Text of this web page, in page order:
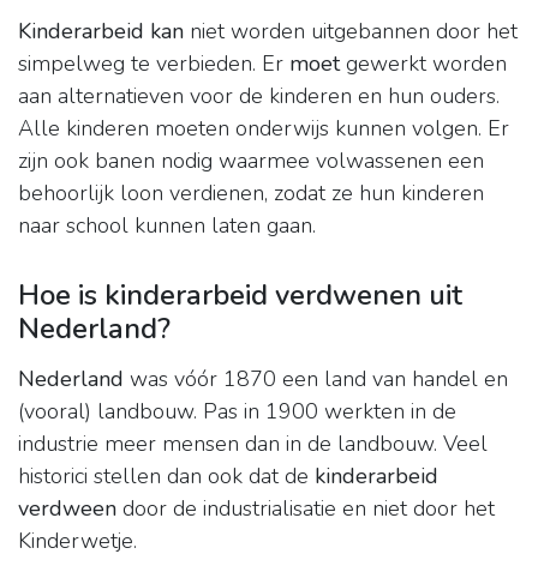
Kinderarbeid kan niet worden uitgebannen door het
simpelweg te verbieden. Er moetgewerkt worden
aan alternatieven voor de kinderen en hun ouders.
Alle kinderen moeten onderwijs kunnen volgen. Er
zijn ook banen nodig waarmee volwassenen een
behoorlijk loon verdienen, zodat ze hun kinderen
naar school kunnen laten gaan.
Hoe is kinderarbeid verdwenen uit
Nederland?
Nederland was vóór 1870 een land van handel en
(vooral) landbouw. Pas in 1900 werkten in de
industrie meer mensen dan in de landbouw. Veel
historici stellen dan ook dat de kinderarbeid
verdween door de industrialisatie en niet door het
Kinderwetje.